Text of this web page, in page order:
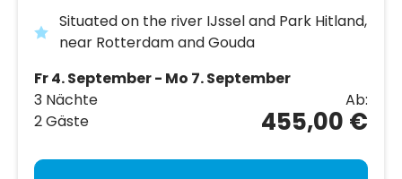
Situated on the river IJssel and Park Hitland,
near Rotterdam and Gouda
Fr 4. September - Mo 7. September
3 Nächte
2 Gäste
Ab:
455,00 €